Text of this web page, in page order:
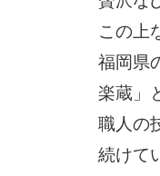
この上
福岡県
楽蔵」
職人の
続けて